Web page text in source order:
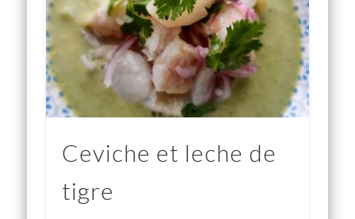
Ceviche et leche de
tigre